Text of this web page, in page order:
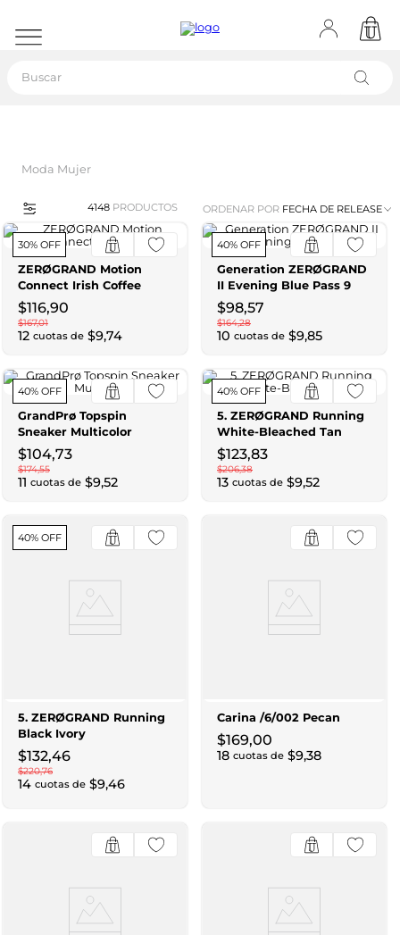
Moda Mujer
4148 PRODUCTOS ORDENAR POR FECHA DE RELEASE
30% OFF
ZERØGRAND Motion
Connect Irish Coffee
$116,90
$167,01
12 cuotas de $9,74
40% OFF
Generation ZERØGRAND
II Evening Blue Pass 9
$98,57
$164,28
10 cuotas de $9,85
40% OFF
GrandPrø Topspin
Sneaker Multicolor
$104,73
$174,55
11 cuotas de $9,52
40% OFF
5. ZERØGRAND Running
White-Bleached Tan
$123,83
$206,38
13 cuotas de $9,52
40% OFF
5. ZERØGRAND Running
Black Ivory
$132,46
$220,76
14 cuotas de $9,46
Carina /6/002 Pecan
$169,00
18 cuotas de $9,38